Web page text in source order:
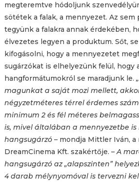
megteremtve hódoljunk
sötétek a falak, a mennyezet. Az
tegyünk a falakra annak érdekében,
élvezetes legyen a produktum. Sőt,
kifogásolni, hogy a mennyezetet
sugárzókat is elhelyezünk felül, hogy
hangformátumokról se maradjunk le.
magunkat a saját mozi mellett,
négyzetméteres térrel érdemes
minimum 2 és fél méteres
is, mivel általában a mennyezetbe
hangsugárzó– mondja Mittler Iván,
DreamCinema Kft. szakértője. –A
hangsugárzó az „alapszinten”
4 darab mélynyomóval is tervezni